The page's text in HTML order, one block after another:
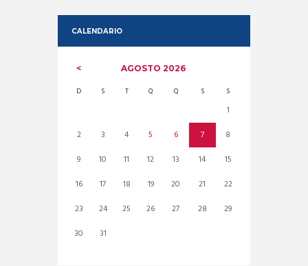
CALENDARIO
AGOSTO2026
D S T Q Q S S
1
2
3 4 5 6 7
8
9
10 11 12 13 14
15
16
17 18 19 20 21
22
23
24 25 26 27 28
29
30
31